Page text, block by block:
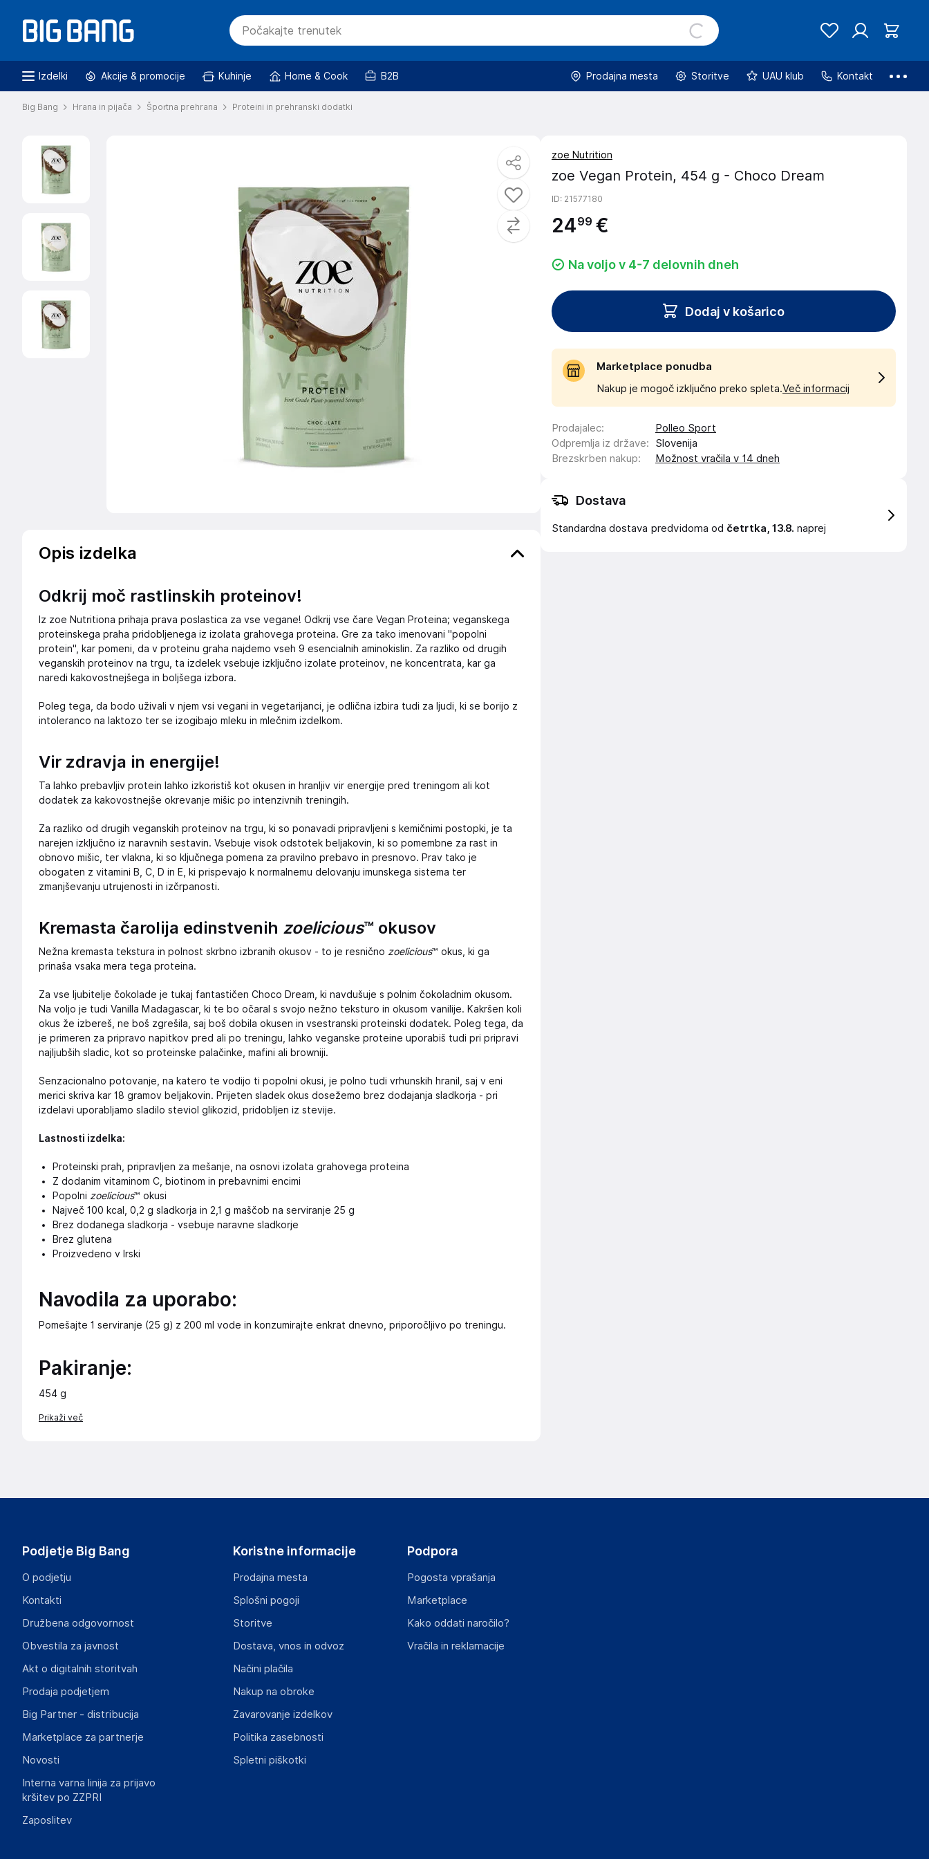
Izdelki Akcije & promocije Kuhinje Home & Cook B2B Prodajna mesta Storitve UAU klub Kontakt
Big Bang Hrana in pijača Športna prehrana Proteini in prehranski dodatki
Opis izdelka
Odkrij moč rastlinskih proteinov!
Iz zoe Nutritiona prihaja prava poslastica za vse vegane! Odkrij vse čare Vegan Proteina; veganskega
proteinskega praha pridobljenega iz izolata grahovega proteina. Gre za tako imenovani "popolni
protein", kar pomeni, da v proteinu graha najdemo vseh 9 esencialnih aminokislin. Za razliko od drugih
veganskih proteinov na trgu, ta izdelek vsebuje izključno izolate proteinov, ne koncentrata, kar ga
naredi kakovostnejšega in boljšega izbora.
Poleg tega, da bodo uživali v njem vsi vegani in vegetarijanci, je odlična izbira tudi za ljudi, ki se borijo z
intoleranco na laktozo ter se izogibajo mleku in mlečnim izdelkom.
Vir zdravja in energije!
Ta lahko prebavljiv protein lahko izkoristiš kot okusen in hranljiv vir energije pred treningom ali kot
dodatek za kakovostnejše okrevanje mišic po intenzivnih treningih.
Za razliko od drugih veganskih proteinov na trgu, ki so ponavadi pripravljeni s kemičnimi postopki, je ta
narejen izključno iz naravnih sestavin. Vsebuje visok odstotek beljakovin, ki so pomembne za rast in
obnovo mišic, ter vlakna, ki so ključnega pomena za pravilno prebavo in presnovo. Prav tako je
obogaten z vitamini B, C, D in E, ki prispevajo k normalnemu delovanju imunskega sistema ter
zmanjševanju utrujenosti in izčrpanosti.
Kremasta čarolija edinstvenih zoelicious™ okusov
Nežna kremasta tekstura in polnost skrbno izbranih okusov - to je resnično zoelicious™ okus, ki ga
prinaša vsaka mera tega proteina.
Za vse ljubitelje čokolade je tukaj fantastičen Choco Dream, ki navdušuje s polnim čokoladnim okusom.
Na voljo je tudi Vanilla Madagascar, ki te bo očaral s svojo nežno teksturo in okusom vanilije. Kakršen koli
okus že izbereš, ne boš zgrešila, saj boš dobila okusen in vsestranski proteinski dodatek. Poleg tega, da
je primeren za pripravo napitkov pred ali po treningu, lahko veganske proteine uporabiš tudi pri pripravi
najljubših sladic, kot so proteinske palačinke, mafini ali browniji.
Senzacionalno potovanje, na katero te vodijo ti popolni okusi, je polno tudi vrhunskih hranil, saj v eni
merici skriva kar 18 gramov beljakovin. Prijeten sladek okus dosežemo brez dodajanja sladkorja - pri
izdelavi uporabljamo sladilo steviol glikozid, pridobljen iz stevije.
Lastnosti izdelka:
Proteinski prah, pripravljen za mešanje, na osnovi izolata grahovega proteina
Z dodanim vitaminom C, biotinom in prebavnimi encimi
Popolni zoelicious™ okusi
Največ 100 kcal, 0,2 g sladkorja in 2,1 g maščob na serviranje 25 g
Brez dodanega sladkorja - vsebuje naravne sladkorje
Brez glutena
Proizvedeno v Irski
Navodila za uporabo:
Pomešajte 1 serviranje (25 g) z 200 ml vode in konzumirajte enkrat dnevno, priporočljivo po treningu.
Pakiranje:
454 g
Prikaži več
zoe Nutrition
zoe Vegan Protein, 454 g - Choco Dream
ID: 21577180
2499 €
Na voljo v 4-7 delovnih dneh
Dodaj v košarico
Marketplace ponudba
Nakup je mogoč izključno preko spleta.Več informacij
Prodajalec:
Polleo Sport
Odpremlja iz države:
Slovenija
Brezskrben nakup: Možnost vračila v 14 dneh
Dostava
Standardna dostava predvidoma od četrtka, 13.8. naprej
Podjetje Big Bang
O podjetju
Kontakti
Družbena odgovornost
Obvestila za javnost
Akt o digitalnih storitvah
Prodaja podjetjem
Big Partner - distribucija
Marketplace za partnerje
Novosti
Interna varna linija za prijavo
kršitev po ZZPRI
Zaposlitev
Koristne informacije
Prodajna mesta
Splošni pogoji
Storitve
Dostava, vnos in odvoz
Načini plačila
Nakup na obroke
Zavarovanje izdelkov
Politika zasebnosti
Spletni piškotki
Podpora
Pogosta vprašanja
Marketplace
Kako oddati naročilo?
Vračila in reklamacije